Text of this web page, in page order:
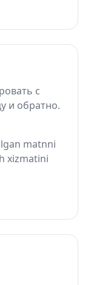
с
и обратно.
matnni
xizmatini